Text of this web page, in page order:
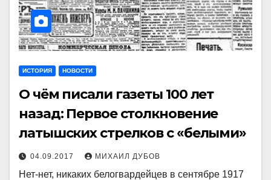
ИСТОРИЯ НОВОСТИ
О чём писали газеты 100 лет
назад: Первое столкновение
латышских стрелков с «белыми»
04.09.2017 МИХАИЛ ДУБОВ
Нет-нет, никаких белогвардейцев в сентябре 1917